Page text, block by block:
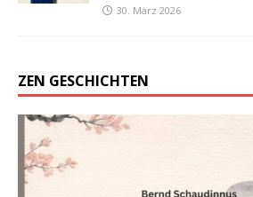
30. März 2026
ZEN GESCHICHTEN